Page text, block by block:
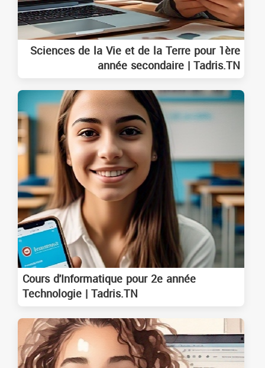
Sciences de la Vie et de la Terre pour 1ère
année secondaire | Tadris.TN
Cours d'Informatique pour 2e année
Technologie | Tadris.TN